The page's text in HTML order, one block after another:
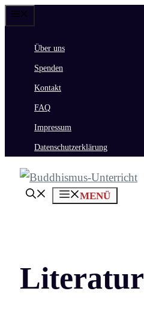
Zum
springenÜber uns
Spenden
Kontakt
FAQ
Impressum
Datenschutzerklärung
MENÜ
Literatur